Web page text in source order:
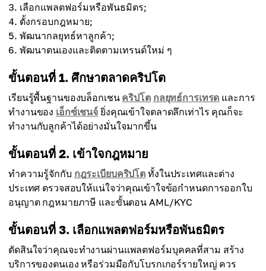
เลือกแพลตฟอร์มหรือพันธมิตร;
ตั้งกรอบกฎหมาย;
พัฒนากลยุทธ์หาลูกค้า;
พัฒนาตนเองและติดตามเทรนด์ใหม่ ๆ
ขั้นตอนที่ 1. ศึกษาตลาดคริปโต
เรียนรู้พื้นฐานของบล็อกเชน คริปโต กลยุทธ์การเทรด และการ
ทำงานของ เอ็กซ์เชนจ์ ยิ่งคุณเข้าใจตลาดลึกเท่าไร คุณก็จะ
ทำงานกับลูกค้าได้อย่างมั่นใจมากขึ้น
ขั้นตอนที่ 2. เข้าใจกฎหมาย
ทำความรู้จักกับ กฎระเบียบคริปโต ทั้งในประเทศและต่าง
ประเทศ ตรวจสอบให้แน่ใจว่าคุณเข้าใจข้อกำหนดการออกใบ
อนุญาต กฎหมายภาษี และขั้นตอน AML/KYC
ขั้นตอนที่ 3. เลือกแพลตฟอร์มหรือพันธมิตร
ตัดสินใจว่าคุณจะทำงานผ่านแพลตฟอร์มบุคคลที่สาม สร้าง
บริการของตนเอง หรือร่วมมือกับโบรกเกอร์รายใหญ่ ควร